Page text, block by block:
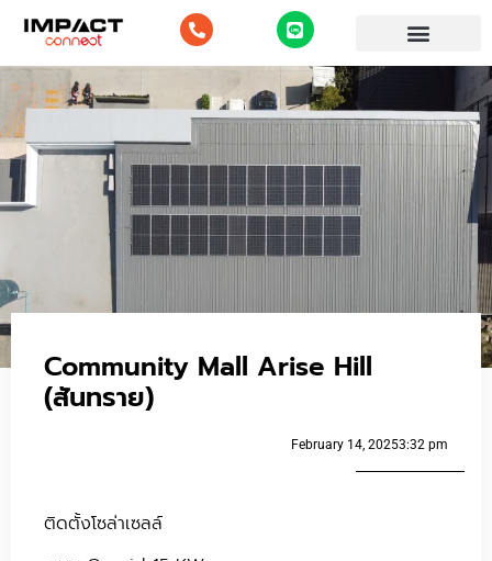
Community Mall Arise Hill
(สันทราย)
February 14, 20253:32 pm
ติดตั้งโซล่าเซลล์